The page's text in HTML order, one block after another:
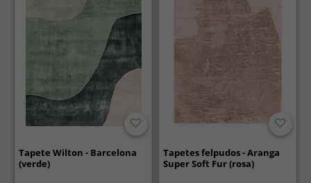
Tapete Wilton - Barcelona
(verde)
Tapetes felpudos - Aranga
Super Soft Fur (rosa)